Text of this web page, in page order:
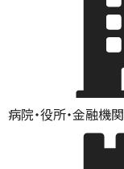
病院・役所・金融機関